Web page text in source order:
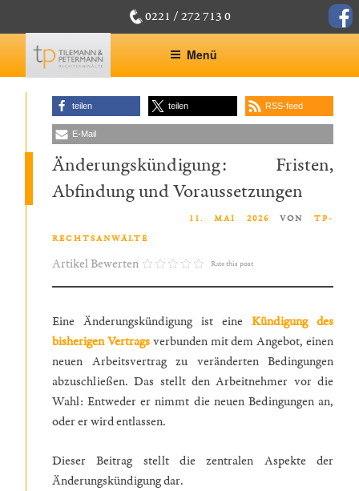
Inhalt
springen
0221 / 272 713 0
Menü
teilen teilen RSS-feed
E-Mail
Änderungskündigung: Fristen,
Abfindung und Voraussetzungen
11. MAI 2026 VON TP-
RECHTSANWÄLTE
Artikel Bewerten Rate this post
Eine Änderungskündigung ist eine Kündigung des
bisherigen Vertragsverbunden mit dem Angebot, einen
neuen Arbeitsvertrag zu veränderten Bedingungen
abzuschließen. Das stellt den Arbeitnehmer vor die
Wahl: Entweder er nimmt die neuen Bedingungen an,
oder er wird entlassen.
Dieser Beitrag stellt die zentralen Aspekte der
Änderungskündigung dar.